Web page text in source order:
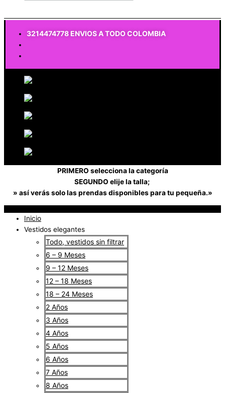
3214474778 ENVIOS A TODO COLOMBIA
PRIMERO selecciona la categoría
SEGUNDO elije la talla;
» así verás solo las prendas disponibles para tu pequeña.»
Inicio
Vestidos elegantes
Todo, vestidos sin filtrar
6 – 9 Meses
9 – 12 Meses
12 – 18 Meses
18 – 24 Meses
2 Años
3 Años
4 Años
5 Años
6 Años
7 Años
8 Años